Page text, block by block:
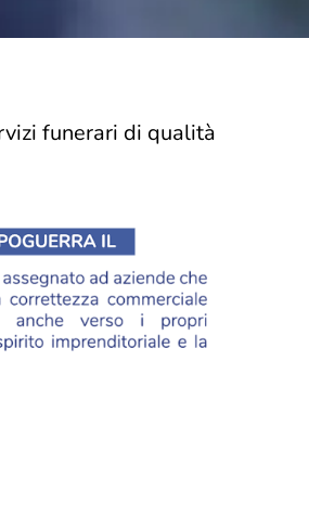
funerari di qualità